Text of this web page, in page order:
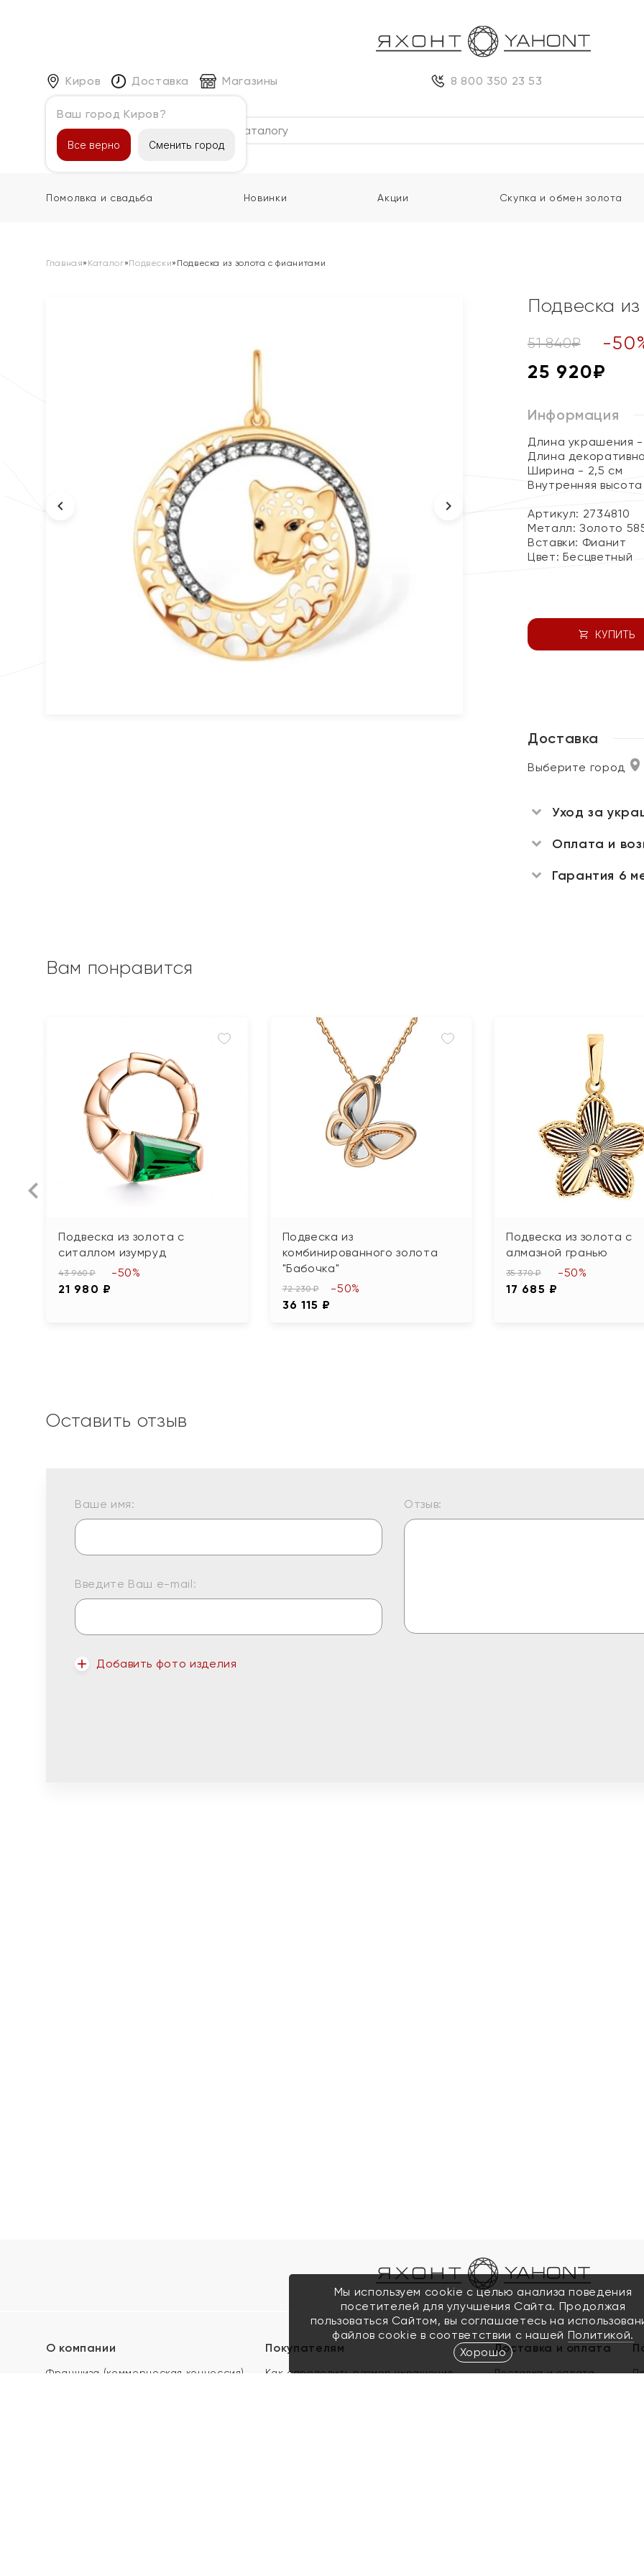
Киров
Ваш город Киров?
Все верно Сменить город
Доставка Магазины 8 800 350 23 53
Каталог
Помолвка и свадьба Новинки Акции Скупка и обмен золота
Главная» Каталог»Подвески» Подвеска из золота с фианитами
Подвеска
51 840₽ -50
25 920₽
Информация
Длина украшения
Длина
Ширина - 2,5 см
Внутренняя
Артикул: 2734810
Металл:Золото
Вставки: Фианит
Цвет: Бесцветный
КУПИТЬ
Доставка
Выберите город
Уход за
Оплата и
Гарантия 6
Вам понравится
Подвеска из золота с
ситаллом изумруд
43 960 ₽
21 980 ₽
-50%
Подвеска из
комбинированного золота
"Бабочка"
72 230 ₽
36 115 ₽
-50%
Подвеска из золота с
алмазной гранью
35 370 ₽
17 685 ₽
-50%
Оставить отзыв
Ваше имя:
Введите Ваш e-mail:
Добавить фото изделия
Отзыв:
О компании
Франшиза (коммерческая концессия)
Покупателям
Как определить размер украшения
Доставка и оплата
Доставка и оплата
Мы используем cookie с целью анализа поведения
посетителей для улучшения Сайта. Продолжая
пользоваться Сайтом, вы соглашаетесь на
файлов cookie в соответствии с нашей Политикой.
Хорошо